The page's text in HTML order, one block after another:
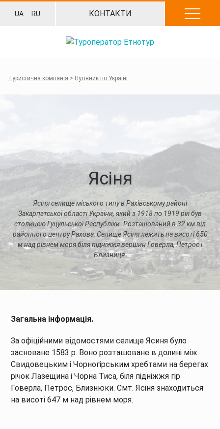
UA RU КОНТАКТИ
Туристична компанія > Путівник по Україні
Ясіня
Ясіня селище міського типу в Рахівському районі
Закарпатської області України, який з 1918 по 1919 рік був
столицею Гуцульської Республіки. Розташований в 32 км від
районного центру Рахова, Селище Ясіня лежить на висоті 650
м над рівнем моря біля підніжжя вершин Говерла, Петрос і
Близниця.
Загальна інформація.
За офіційними відомостями селище Ясиня було
засноване 1583 р. Воно розташоване в долині між
Свидовецьким і Чорногірським хребтами на берегах
річок Лазещина і Чорна Тиса, біля підніжжя гір
Говерла, Петрос, Близнюки. Смт. Ясіня знаходиться
на висоті 647 м над рівнем моря.